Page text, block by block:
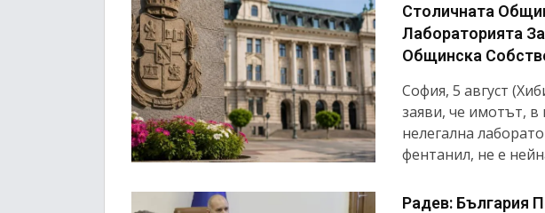
Столичната
Лабораторията
Общинска
София, 5 август
заяви, че имотът,
нелегална
фентанил, не е
Радев: България